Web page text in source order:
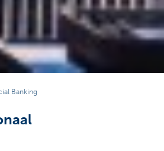
Banking